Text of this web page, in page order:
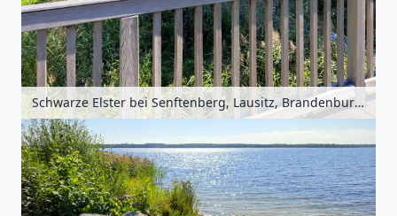
Schwarze Elster bei Senftenberg, Lausitz, Brandenburg, Deutschland